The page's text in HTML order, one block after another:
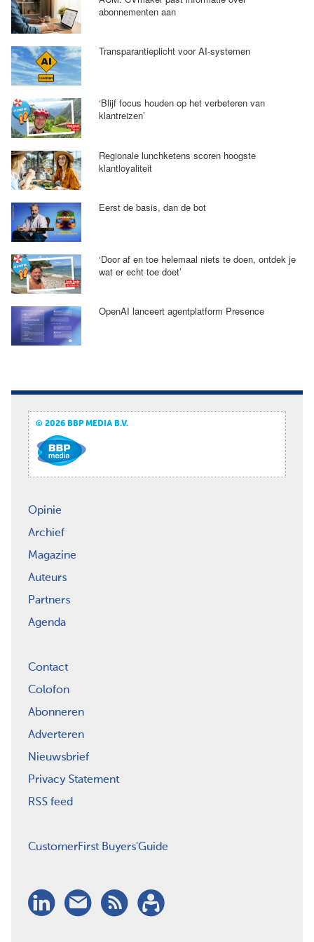
abonnementen aan
Transparantieplicht voor AI-systemen
‘Blijf focus houden op het verbeteren van
klantreizen’
Regionale lunchketens scoren hoogste
klantloyaliteit
Eerst de basis, dan de bot
‘Door af en toe helemaal niets te doen, ontdek je
wat er echt toe doet’
OpenAI lanceert agentplatform Presence
© 2026 BBP MEDIA B.V.
Opinie
Archief
Magazine
Auteurs
Partners
Agenda
Contact
Colofon
Abonneren
Adverteren
Nieuwsbrief
Privacy Statement
RSS feed
CustomerFirst Buyers'Guide
LinkedIn
Nieuwsbrief
RSSAbonneren